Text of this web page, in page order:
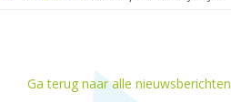
Ga terug naar alle nieuwsberichten